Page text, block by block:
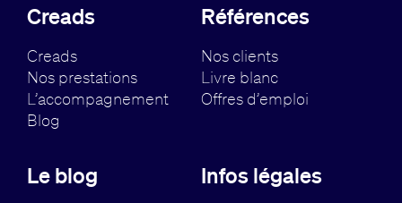
Creads
Creads
Nos prestations
L’accompagnement
Blog
Références
Nos clients
Livre blanc
Offres d’emploi
Le blog Infos légales